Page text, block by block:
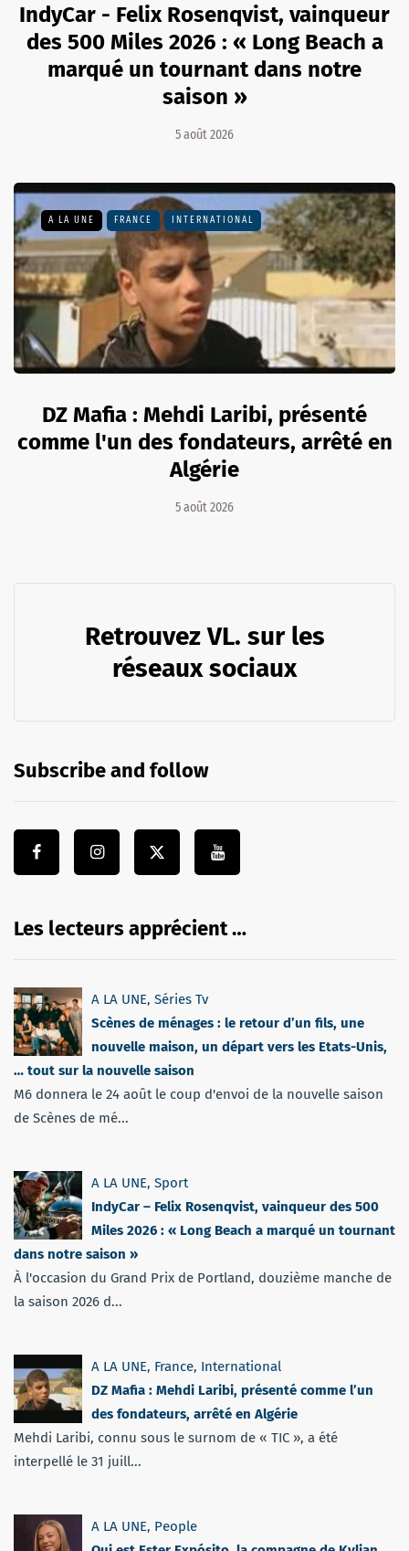
IndyCar - Felix Rosenqvist, vainqueur
des 500 Miles 2026 : « Long Beach a
marqué un tournant dans notre
saison »
5 août 2026
A LA UNE FRANCE INTERNATIONAL
DZ Mafia : Mehdi Laribi, présenté
comme l'un des fondateurs, arrêté en
Algérie
5 août 2026
Retrouvez VL. sur les
réseaux sociaux
Subscribe and follow
Les lecteurs apprécient …
A LA UNE, Séries Tv
Scènes de ménages : le retour d’un fils, une
nouvelle maison, un départ vers les Etats-Unis,
… tout sur la nouvelle saison
M6 donnera le 24 août le coup d'envoi de la nouvelle saison
de Scènes de mé...
A LA UNE, Sport
IndyCar – Felix Rosenqvist, vainqueur des 500
Miles 2026 : « Long Beach a marqué un tournant
dans notre saison »
À l'occasion du Grand Prix de Portland, douzième manche de
la saison 2026 d...
A LA UNE, France, International
DZ Mafia : Mehdi Laribi, présenté comme l’un
des fondateurs, arrêté en Algérie
Mehdi Laribi, connu sous le surnom de « TIC », a été
interpellé le 31 juill...
A LA UNE, People